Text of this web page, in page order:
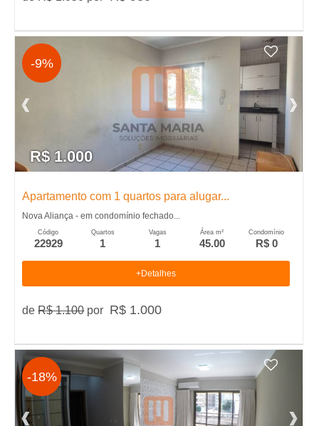
m
-9%
R$ 1.000
Apartamento com 1 quartos para alugar...
Nova Aliança - em condomínio fechado...
Código
22929
Quartos
1
Vagas
1
Área m²
45.00
Condomínio
R$ 0
+Detalhes
deR$ 1.100por R$ 1.000
-18%